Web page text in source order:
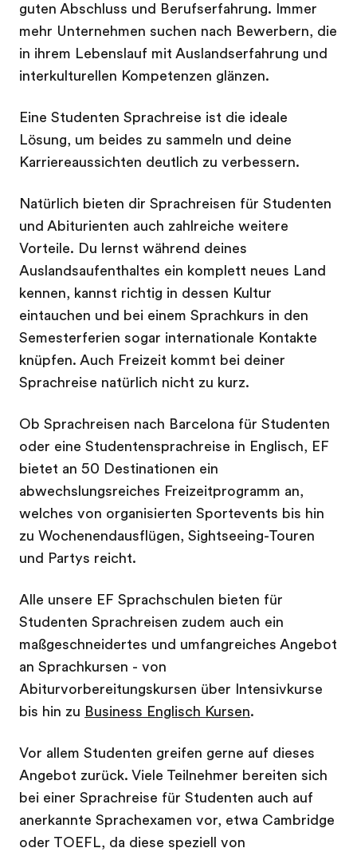
guten Abschluss und Berufserfahrung. Immer
mehr Unternehmen suchen nach Bewerbern, die
in ihrem Lebenslauf mit Auslandserfahrung und
interkulturellen Kompetenzen glänzen.
Eine Studenten Sprachreise ist die ideale
Lösung, um beides zu sammeln und deine
Karriereaussichten deutlich zu verbessern.
Natürlich bieten dir Sprachreisen für Studenten
und Abiturienten auch zahlreiche weitere
Vorteile. Du lernst während deines
Auslandsaufenthaltes ein komplett neues Land
kennen, kannst richtig in dessen Kultur
eintauchen und bei einem Sprachkurs in den
Semesterferien sogar internationale Kontakte
knüpfen. Auch Freizeit kommt bei deiner
Sprachreise natürlich nicht zu kurz.
Ob Sprachreisen nach Barcelona für Studenten
oder eine Studentensprachreise in Englisch, EF
bietet an 50 Destinationen ein
abwechslungsreiches Freizeitprogramm an,
welches von organisierten Sportevents bis hin
zu Wochenendausflügen, Sightseeing-Touren
und Partys reicht.
Alle unsere EF Sprachschulen bieten für
Studenten Sprachreisen zudem auch ein
maßgeschneidertes und umfangreiches Angebot
an Sprachkursen - von
Abiturvorbereitungskursen über Intensivkurse
bis hin zu Business Englisch Kursen.
Vor allem Studenten greifen gerne auf dieses
Angebot zurück. Viele Teilnehmer bereiten sich
bei einer Sprachreise für Studenten auch auf
anerkannte Sprachexamen vor, etwa Cambridge
oder TOEFL, da diese speziell von